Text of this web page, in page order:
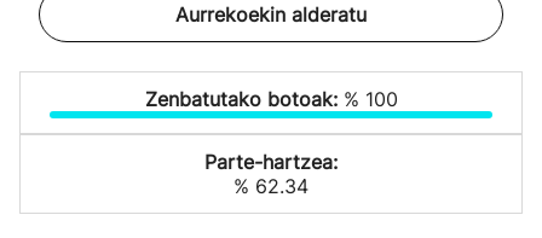
Aurrekoekin alderatu
Zenbatutako botoak: % 100
Parte-hartzea:
% 62.34